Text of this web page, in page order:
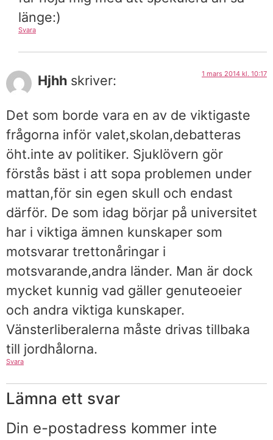
länge:)
Svara
Hjhh skriver: 1 mars 2014 kl. 10:17
Det som borde vara en av de viktigaste
frågorna inför valet,skolan,debatteras
öht.inte av politiker. Sjuklövern gör
förstås bäst i att sopa problemen under
mattan,för sin egen skull och endast
därför. De som idag börjar på universitet
har i viktiga ämnen kunskaper som
motsvarar trettonåringar i
motsvarande,andra länder. Man är dock
mycket kunnig vad gäller genuteoeier
och andra viktiga kunskaper.
Vänsterliberalerna måste drivas tillbaka
till jordhålorna.
Svara
Lämna ett svar
Din e-postadress kommer inte